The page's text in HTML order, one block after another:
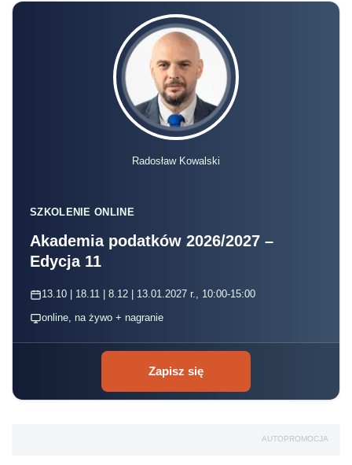
Radosław Kowalski
SZKOLENIE ONLINE
Akademia podatków 2026/2027 –
Edycja 11
13.10 | 18.11 | 8.12 | 13.01.2027 r., 10:00-15:00
online, na żywo + nagranie
Zapisz się
AUTOPROMOCJA